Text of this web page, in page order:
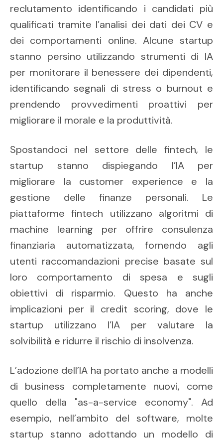
reclutamento identificando i candidati più
qualificati tramite l’analisi dei dati dei CV e
dei comportamenti online. Alcune startup
stanno persino utilizzando strumenti di IA
per monitorare il benessere dei dipendenti,
identificando segnali di stress o burnout e
prendendo provvedimenti proattivi per
migliorare il morale e la produttività.
Spostandoci nel settore delle fintech, le
startup stanno dispiegando l’IA per
migliorare la customer experience e la
gestione delle finanze personali. Le
piattaforme fintech utilizzano algoritmi di
machine learning per offrire consulenza
finanziaria automatizzata, fornendo agli
utenti raccomandazioni precise basate sul
loro comportamento di spesa e sugli
obiettivi di risparmio. Questo ha anche
implicazioni per il credit scoring, dove le
startup utilizzano l’IA per valutare la
solvibilità e ridurre il rischio di insolvenza.
L’adozione dell’IA ha portato anche a modelli
di business completamente nuovi, come
quello della "as-a-service economy". Ad
esempio, nell’ambito del software, molte
startup stanno adottando un modello di